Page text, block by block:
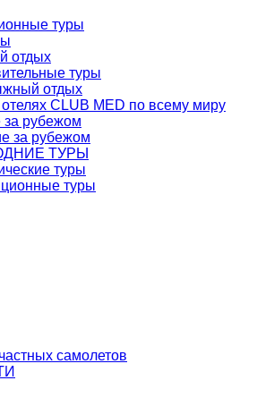
туры
отдых
туры
отдых
CLUB MED по всему миру
за рубежом
за рубежом
ТУРЫ
туры
туры
самолетов